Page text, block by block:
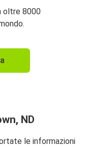
oltre 8000
ND
le informazioni